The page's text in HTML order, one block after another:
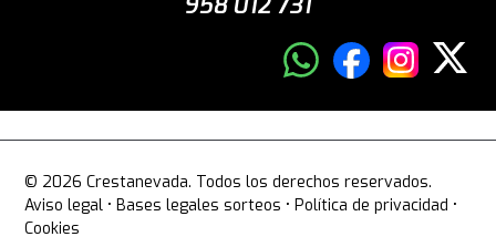
© 2026 Crestanevada. Todos los derechos reservados.
Aviso legal •Bases legales sorteos •Política de privacidad •
Cookies